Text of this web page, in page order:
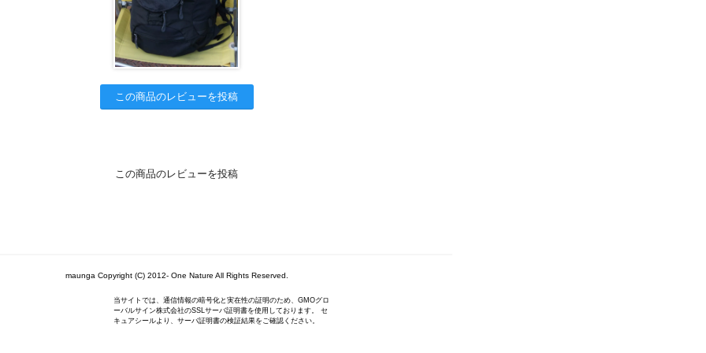
この商品のレビューを投稿
この商品のレビューを投稿
maunga Copyright (C) 2012- One Nature All Rights Reserved.
当サイトでは、通信情報の暗号化と実在性の証明のため、GMOグロ
ーバルサイン株式会社のSSLサーバ証明書を使用しております。 セ
キュアシールより、サーバ証明書の検証結果をご確認ください。